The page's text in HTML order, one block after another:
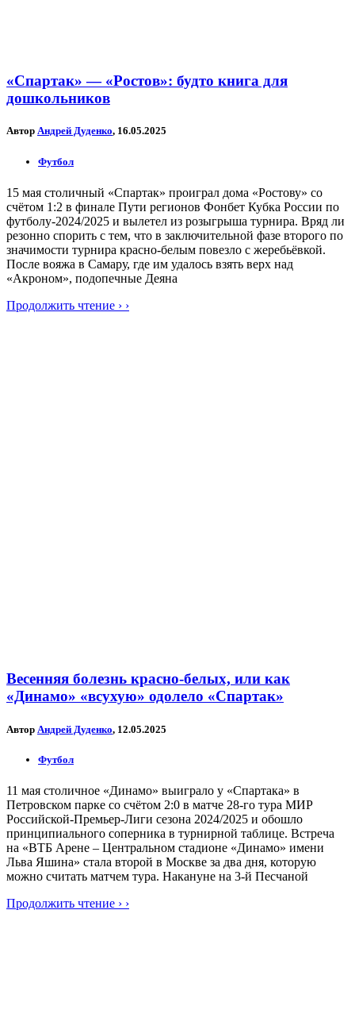
«Спартак» — «Ростов»: будто книга для
дошкольников
Автор Андрей Дуденко, 16.05.2025
Футбол
15 мая столичный «Спартак» проиграл дома «Ростову» со
счётом 1:2 в финале Пути регионов Фонбет Кубка России по
футболу-2024/2025 и вылетел из розыгрыша турнира. Вряд ли
резонно спорить с тем, что в заключительной фазе второго по
значимости турнира красно-белым повезло с жеребьёвкой.
После вояжа в Самару, где им удалось взять верх над
«Акроном», подопечные Деяна
Продолжить чтение › ›
Весенняя болезнь красно-белых, или как
«Динамо» «всухую» одолело «Спартак»
Автор Андрей Дуденко, 12.05.2025
Футбол
11 мая столичное «Динамо» выиграло у «Спартака» в
Петровском парке со счётом 2:0 в матче 28-го тура МИР
Российской-Премьер-Лиги сезона 2024/2025 и обошло
принципиального соперника в турнирной таблице. Встреча
на «ВТБ Арене – Центральном стадионе «Динамо» имени
Льва Яшина» стала второй в Москве за два дня, которую
можно считать матчем тура. Накануне на 3-й Песчаной
Продолжить чтение › ›